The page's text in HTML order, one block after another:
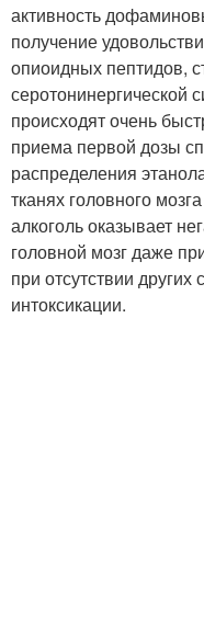
активность
получение
опиоидных пептидов,
серотонинергической
происходят очень
приема первой дозы
распределения
тканях головного
алкоголь оказывает
головной мозг даже
при отсутствии
интоксикации.